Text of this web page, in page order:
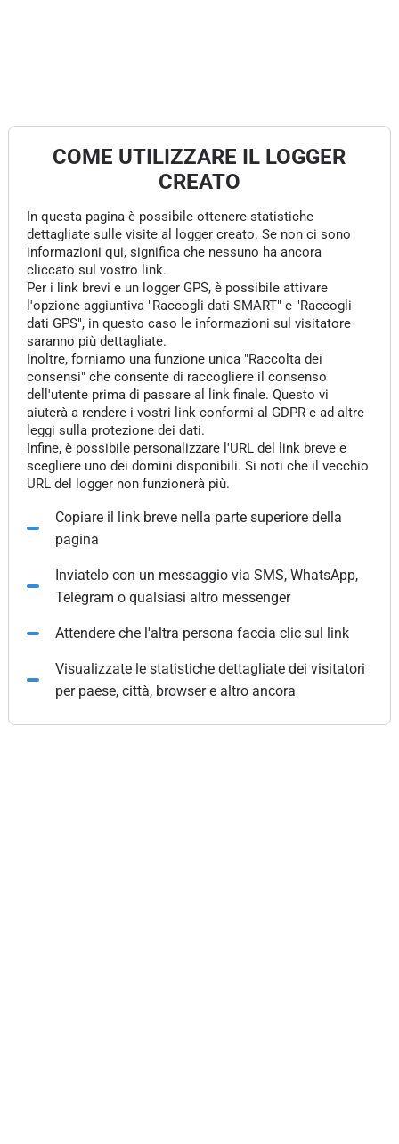
COME UTILIZZARE IL LOGGER
CREATO
In questa pagina è possibile ottenere statistiche
dettagliate sulle visite al logger creato. Se non ci sono
informazioni qui, significa che nessuno ha ancora
cliccato sul vostro link.
Per i link brevi e un logger GPS, è possibile attivare
l'opzione aggiuntiva "Raccogli dati SMART" e "Raccogli
dati GPS", in questo caso le informazioni sul visitatore
saranno più dettagliate.
Inoltre, forniamo una funzione unica "Raccolta dei
consensi" che consente di raccogliere il consenso
dell'utente prima di passare al link finale. Questo vi
aiuterà a rendere i vostri link conformi al GDPR e ad altre
leggi sulla protezione dei dati.
Infine, è possibile personalizzare l'URL del link breve e
scegliere uno dei domini disponibili. Si noti che il vecchio
URL del logger non funzionerà più.
Copiare il link breve nella parte superiore della
pagina
Inviatelo con un messaggio via SMS, WhatsApp,
Telegram o qualsiasi altro messenger
Attendere che l'altra persona faccia clic sul link
Visualizzate le statistiche dettagliate dei visitatori
per paese, città, browser e altro ancora